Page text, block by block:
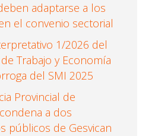
adaptarse a los
el convenio sectorial
1/2026 del
Trabajo y Economía
del SMI 2025
Provincial de
a dos
públicos de Gesvican